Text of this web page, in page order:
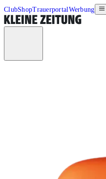
ClubShopTrauerportalWerbung